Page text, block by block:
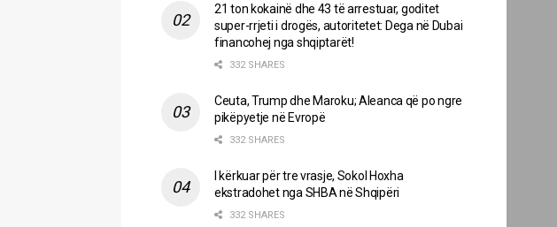
21 ton kokainë dhe 43 të arrestuar, goditet
super-rrjeti i drogës, autoritetet: Dega në Dubai
financohej nga shqiptarët!
332 SHARES
Ceuta, Trump dhe Maroku; Aleanca që po ngre
pikëpyetje në Evropë
332 SHARES
I kërkuar për tre vrasje, Sokol Hoxha
ekstradohet nga SHBA në Shqipëri
332 SHARES